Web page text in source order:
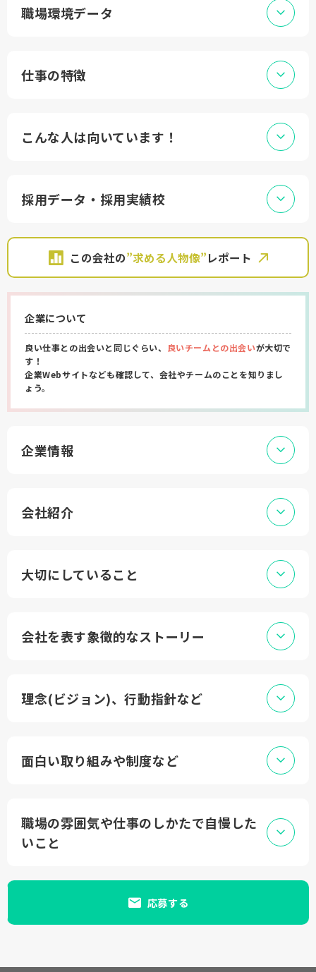
職場環境データ
仕事の特徴
こんな人は向いています！
採用データ・採用実績校
この会社の”求める人物像”レポート
企業について
良い仕事との出会いと同じぐらい、 良いチームとの出会いが大切で
す！
企業Webサイトなども確認して、会社やチームのことを知りまし
ょう。
企業情報
会社紹介
大切にしていること
会社を表す象徴的なストーリー
理念(ビジョン)、行動指針など
面白い取り組みや制度など
職場の雰囲気や仕事のしかたで自慢した
いこと
応募する